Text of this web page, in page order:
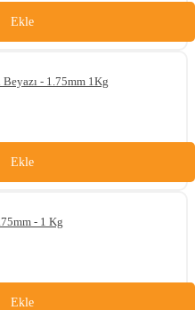
Ekle
- 1.75mm 1Kg
Ekle
- 1 Kg
Ekle